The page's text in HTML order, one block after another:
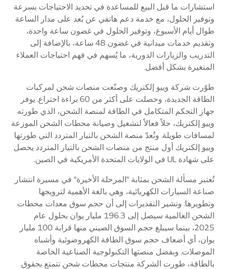
استشارات ما قبل البيع للمساعدة في تحديد الاحتياجات بسرعة
وتوفير الحلول، مع خدمة دعم هاتفي عن بُعد على مدار الساعة
طوال أيام الأسبوع، وتوفير الحلول في غضون ساعة واحدة،
وتقديم خدمات ميدانية في غضون 48 ساعة، بالإضافة إلى
التدريب والزيارات الدورية، ما يُسهم في فهم احتياجات العملاء
المتغيرة بشكل أفضل.
طوّرت شركة وييو إلكتريك وصنّعت منصات شحن لمركبات
الطاقة الجديدة، وحصلت على أكثر من 60 براءة اختراع. يوفر
جهاز التحكم المتكامل في الطاقة لمنصة الشحن، الذي طورته
وييو إلكتريك، حلاً فعالاً لتشغيل وصيانة محطات الشحن الموزعة
لمسافات طويلة. وتُعدّ منصة الشحن بالتيار المتردد التي طورتها
وييو إلكتريك أول منتج من منصات الشحن بالتيار المتردد يحصل
على شهادة UL في الولايات المتحدة الأمريكية في الصين.
تُعتبر مسألة الشحن بمثابة "المرحلة الأخيرة" في مسيرة انتشار
صناعة السيارات الكهربائية، وهي بالغة الأهمية لترويجها
وتطويرها. وتشير التقديرات إلى أن حجم سوق معدات محطات
الشحن العالمية سيصل إلى 196.3 مليار يوان بحلول عام
2025، بينما سيبلغ حجم السوق الصيني منها قرابة 100 مليار
يوان، أي أضعاف حجم سوق الطاقة الكهروضوئية وأشباه
الموصلات. وبفضل منصتها التكنولوجية الصناعية الخاصة
بالطاقة، طورت الشركة منتجات محطات شحن تتمتع بحقوق